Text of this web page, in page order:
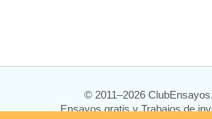
© 2011–2026
Ensayos gratis y Trabajos de